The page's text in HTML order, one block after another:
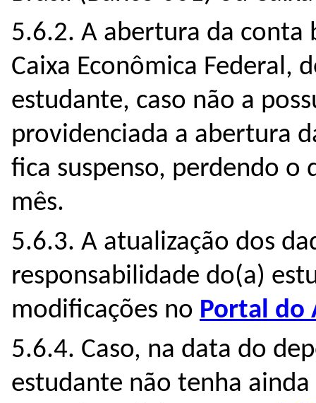
5.6.2. A abertura da conta
Caixa Econômica Federal,
estudante, caso não a
providenciada a abertura
fica suspenso, perdendo
mês.
5.6.3. A atualização dos
responsabilidade do(a)
modificações no Portal do
5.6.4. Caso, na data do
estudante não tenha